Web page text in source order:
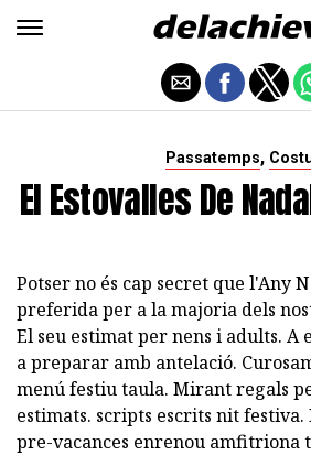
Passatemps,
El Estovalles De
Potser no és cap secret que l'Any
preferida per a la majoria dels
El seu estimat per nens i adults. A
a preparar amb antelació.
menú festiu taula. Mirant regals
estimats. scripts escrits nit festiva.
pre-vacances enrenou